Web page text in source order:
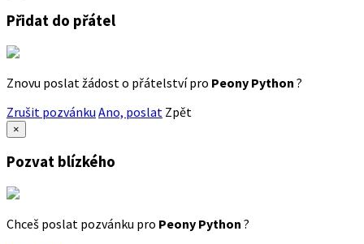
Přidat do přátel
Znovu poslat žádost o přátelství pro Peony Python ?
Zrušit pozvánku Ano, poslat Zpět
×
Pozvat blízkého
Chceš poslat pozvánku pro Peony Python ?